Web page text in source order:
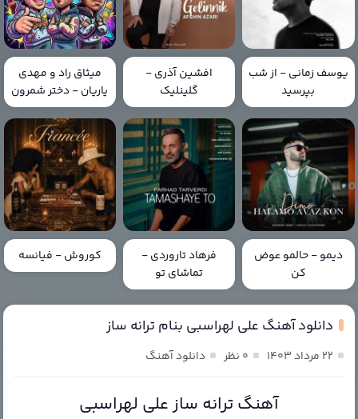
یوسف زمانی - از شب
بپرسید
افشین آذری -
گلینلیک
میثاق راد و مهدی
یاریان - دختر شمرون
دیمو - حالمو عوض
کن
فرهاد تاروردی -
تماشای تو
کوروش - فیانسه
دانلود آهنگ علی لهراسبی بنام ترانه ساز
۲۲ مرداد ۱۴۰۳ ۰ نظر دانلود آهنگ
آهنگ ترانه ساز علی لهراسبی